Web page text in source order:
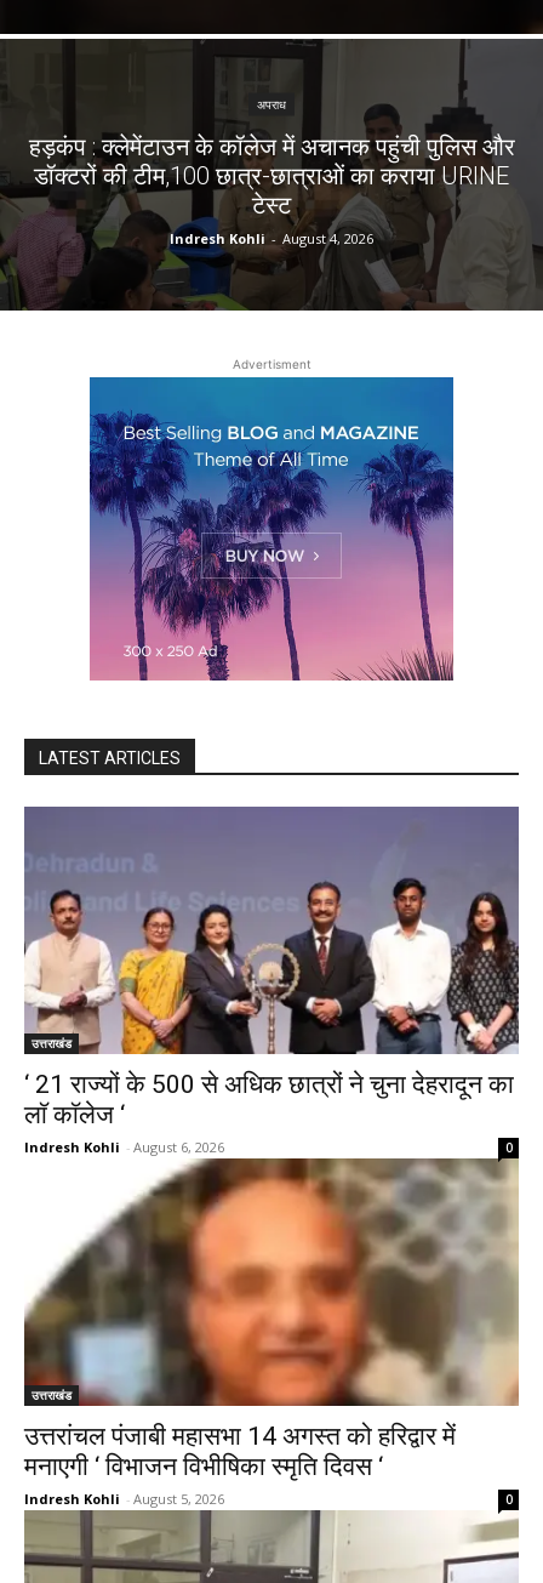
अपराध
हड़कंप : क्लेमेंटाउन के कॉलेज में अचानक पहुंची पुलिस और
डॉक्टरों की टीम,100 छात्र-छात्राओं का कराया URINE
टेस्ट
Indresh Kohli - August 4, 2026
Advertisment
LATEST ARTICLES
उत्तराखंड
‘ 21 राज्यों के 500 से अधिक छात्रों ने चुना देहरादून का
लाॅ काॅलेज ‘
Indresh Kohli - August 6, 2026 0
उत्तराखंड
उत्तरांचल पंजाबी महासभा 14 अगस्त को हरिद्वार में
मनाएगी ‘ विभाजन विभीषिका स्मृति दिवस ‘
Indresh Kohli - August 5, 2026 0